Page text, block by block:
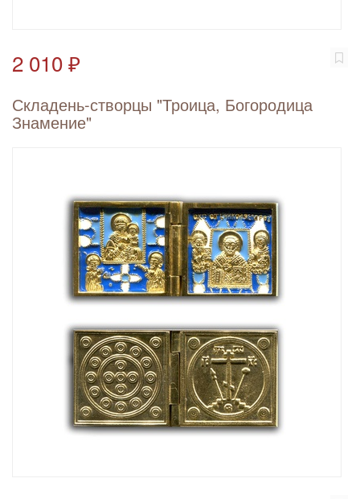
2 010 ₽
Складень-створцы "Троица, Богородица
Знамение"